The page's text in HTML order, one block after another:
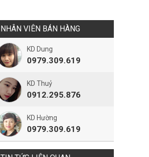
NHÂN VIÊN BÁN HÀNG
KD Dung
0979.309.619
KD Thuỷ
0912.295.876
KD Hường
0979.309.619